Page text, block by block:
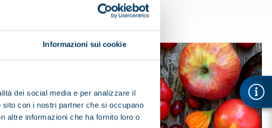
Informazioni sui cookie
dei social media e per analizzare il
con i nostri partner che si occupano
altre informazioni che ha fornito loro o